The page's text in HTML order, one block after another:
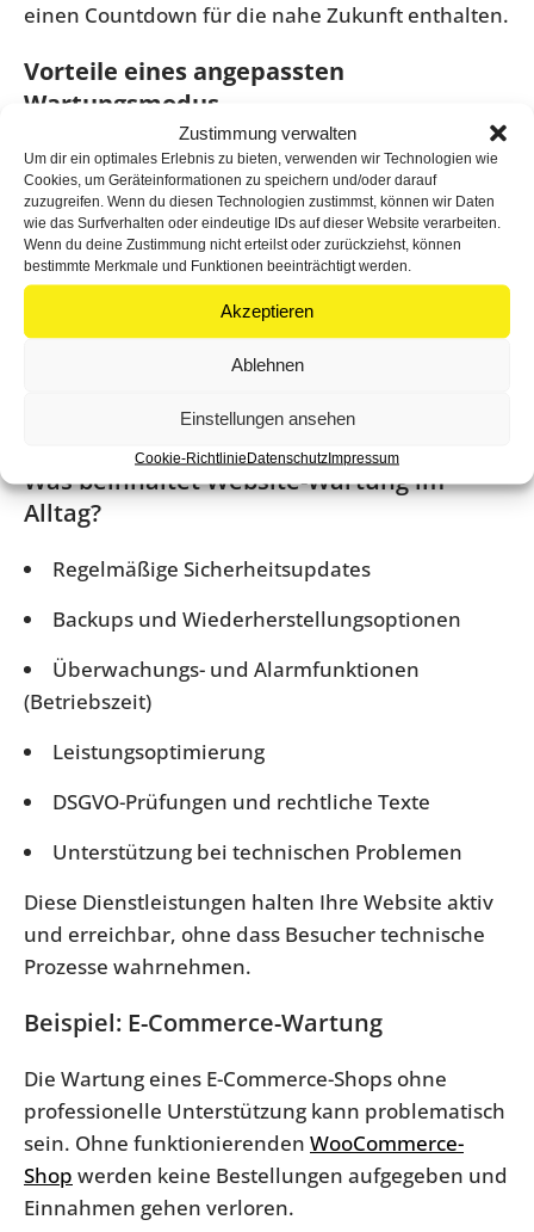
Zustimmung verwalten
Um dir ein optimales Erlebnis zu bieten, verwenden wir Technologien wie
Cookies, um Geräteinformationen zu speichern und/oder darauf
zuzugreifen. Wenn du diesen Technologien zustimmst, können wir Daten
wie das Surfverhalten oder eindeutige IDs auf dieser Website verarbeiten.
Wenn du deine Zustimmung nicht erteilst oder zurückziehst, können
bestimmte Merkmale und Funktionen beeinträchtigt werden.
Akzeptieren
Ablehnen
Einstellungen ansehen
Cookie-RichtlinieDatenschutzImpressum
einen Countdown für die nahe Zukunft enthalten.
Vorteile eines angepassten
Wartungsmodus
Besucher erleben ein höheres Maß an
Professionalität
Kontakt- und Social-Links können eingebunden
werden
Kunden werden informiert, anstatt offline zu
Stärkung des Markenimages
Was beinhaltet Website-Wartung im
Alltag?
Regelmäßige Sicherheitsupdates
Backups und Wiederherstellungsoptionen
Überwachungs- und Alarmfunktionen
(Betriebszeit)
Leistungsoptimierung
DSGVO-Prüfungen und rechtliche Texte
Unterstützung bei technischen Problemen
Diese Dienstleistungen halten Ihre Website aktiv
und erreichbar, ohne dass Besucher technische
Prozesse wahrnehmen.
Beispiel: E-Commerce-Wartung
Die Wartung eines E-Commerce-Shops ohne
professionelle Unterstützung kann problematisch
sein. Ohne funktionierenden WooCommerce-
Shop werden keine Bestellungen aufgegeben und
Einnahmen gehen verloren.